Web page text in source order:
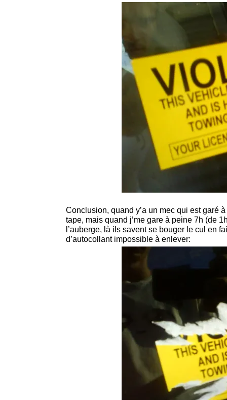
Conclusion, quand y’a un mec qui est garé
tape, mais quand j’me gare à peine 7h (de
l’auberge, là ils savent se bouger le cul en
d’autocollant impossible à enlever: